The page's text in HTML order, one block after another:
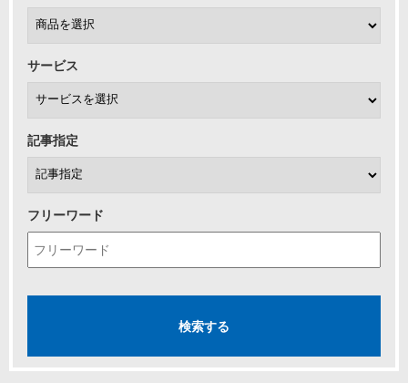
サービス
記事指定
フリーワード